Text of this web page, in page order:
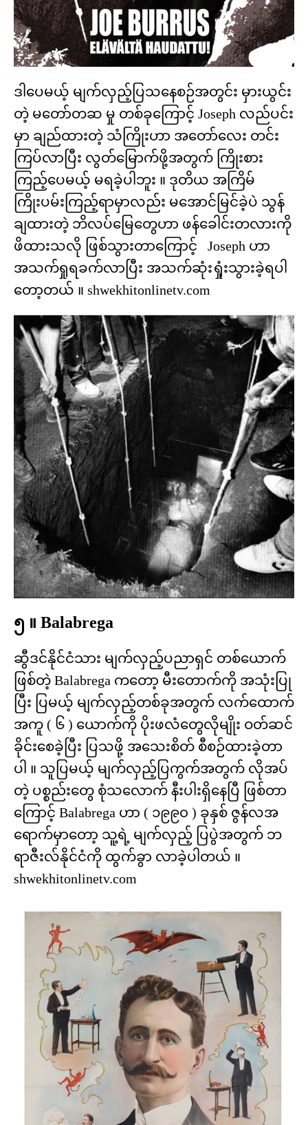
ဒါပေမယ့် မျက်လှည့်ပြသနေစဉ်အတွင်း မှားယွင်း
တဲ့ မတော်တဆ မှု တစ်ခုကြောင့် Joseph လည်ပင်း
မှာ ချည်ထားတဲ့ သံကြိုးဟာ အတော်လေး တင်း
ကြပ်လာပြီး လွတ်မြောက်ဖို့အတွက် ကြိုးစား
ကြည့်ပေမယ့် မရခဲ့ပါဘူး ။ ဒုတိယ အကြိမ်
ကြိုးပမ်းကြည့်ရာမှာလည်း မအောင်မြင်ခဲ့ပဲ သွန်
ချထားတဲ့ ဘိလပ်မြေတွေဟာ ဖန်ခေါင်းတလားကို
ဖိထားသလို ဖြစ်သွားတာကြောင့် Joseph ဟာ
အသက်ရှုရခက်လာပြီး အသက်ဆုံးရှုံးသွားခဲ့ရပါ
တော့တယ် ။ shwekhitonlinetv.com
၅ ။ Balabrega
ဆွီဒင်နိုင်ငံသား မျက်လှည့်ပညာရှင် တစ်ယောက်
ဖြစ်တဲ့ Balabrega ကတော့ မီးတောက်ကို အသုံးပြု
ပြီး ပြမယ့် မျက်လှည့်တစ်ခုအတွက် လက်ထောက်
အကူ ( ၆ ) ယောက်ကို ပိုးဖလံတွေလိုမျိုး ဝတ်ဆင်
ခိုင်းစေခဲ့ပြီး ပြသဖို့ အသေးစိတ် စီစဉ်ထားခဲ့တာ
ပါ ။ သူပြမယ့် မျက်လှည့်ပြကွက်အတွက် လိုအပ်
တဲ့ ပစ္စည်းတွေ စုံသလောက် နီးပါးရှိနေပြီ ဖြစ်တာ
ကြောင့် Balabrega ဟာ ( ၁၉၉၀ ) ခုနှစ် ဇွန်လအ
ရောက်မှာတော့ သူ့ရဲ့ မျက်လှည့် ပြပွဲအတွက် ဘ
ရာဇီးလ်နိုင်ငံကို ထွက်ခွာ လာခဲ့ပါတယ် ။
shwekhitonlinetv.com